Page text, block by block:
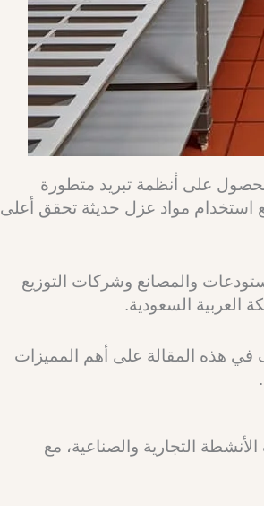
على أنظمة تبريد متطورة
استخدام مواد عزل حديثة تحقق أعلى
والمصانع وشركات التوزيع
العربية السعودية.
هذه المقالة على أهم المميزات
التجارية والصناعية، مع